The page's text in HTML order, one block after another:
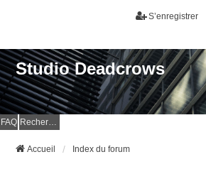
S’enregistrer
Studio Deadcrows
FAQ Rechercher
Accueil Index du forum